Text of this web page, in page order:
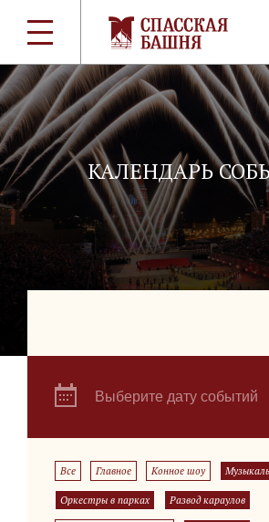
КАЛЕНДАРЬ
Выберите дату событий
Все Главное Конное шоу
Оркестры в парках Развод караулов